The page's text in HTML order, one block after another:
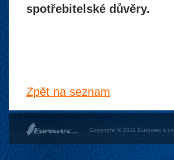
spotřebitelské důvěry.
Zpět na seznam
Copyright © 2011 Eurowex s.r.o.